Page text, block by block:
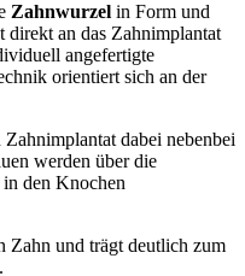
Zahnwurzel in Form und
direkt an das Zahnimplantat
angefertigte
orientiert sich an der
dabei nebenbei
werden über die
den Knochen
Zahn und trägt deutlich zum